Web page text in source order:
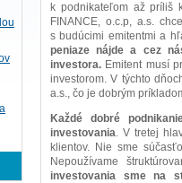
k podnikateľom až príliš
FINANCE, o.c.p, a.s.
s budúcimi emitentmi a
peniaze nájde a cez
investora. Emitent musí
investorom. V týchto
a.s., čo je dobrým
Každé dobré
investovania. V tretej
klientov. Nie sme
Nepoužívame
investovania sme na